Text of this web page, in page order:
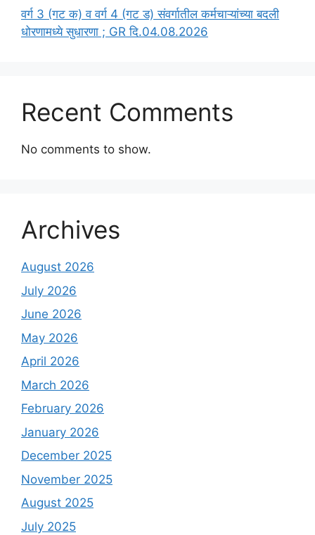
वर्ग 3 (गट क) व वर्ग 4 (गट ड) संवर्गातील कर्मचाऱ्यांच्या बदली
धोरणामध्ये सुधारणा ; GR दि.04.08.2026
Recent Comments
No comments to show.
Archives
August 2026
July 2026
June 2026
May 2026
April 2026
March 2026
February 2026
January 2026
December 2025
November 2025
August 2025
July 2025